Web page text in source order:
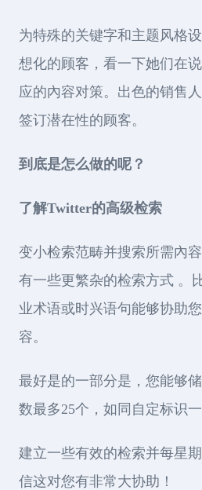
为特殊的关键字和主题风格
想化的顾客，看一下她们在
应的內容对策。出色的销售
签订潜在性的顾客。
到底是怎么做的呢？
了解Twitter的高级检索
变小检索范畴并搜索所需內
有一些更繁杂的检索方式 。
业术语或时兴语句能够协助
容。
最好是的一部分是，您能够
数最多25个，如同自定标识一
建立一些有效的检索并每星
信这对您有非常大协助！